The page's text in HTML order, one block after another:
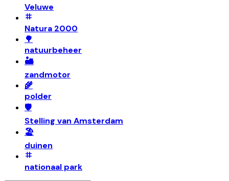
Veluwe
Natura 2000
🌳
natuurbeheer
🏜️
zandmotor
🌾
polder
🛡️
Stelling van Amsterdam
🏖️
duinen
nationaal park